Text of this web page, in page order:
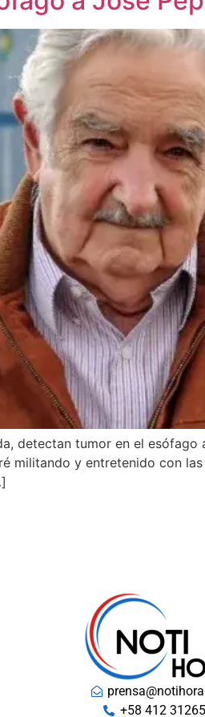
detectan tumor en el
militando y entretenido con
+58 412